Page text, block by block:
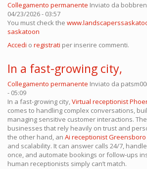
Collegamento permanente Inviato da
04/23/2026 - 03:57
You must check the
saskatoon
Accedi o registrati per inserire commenti.
In a fast-growing city,
Collegamento permanente Inviato da
- 05:09
In a fast-growing city,Virtual receptionist
comes to handling complex conversations,
managing sensitive customer interactions.
businesses that rely heavily on trust and
the other hand, an Ai receptionist Greensboro
and scalability. It can answer calls 24/7,
once, and automate bookings or follow-ups
human receptionists simply can’t match.